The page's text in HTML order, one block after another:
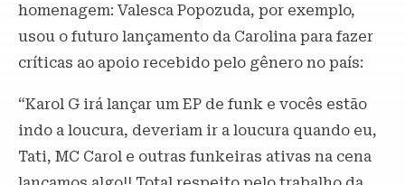
homenagem: Valesca Popozuda, por exemplo,
usou o futuro lançamento da Carolina para fazer
críticas ao apoio recebido pelo gênero no país:
“Karol G irá lançar um EP de funk e vocês estão
indo a loucura, deveriam ir a loucura quando eu,
Tati, MC Carol e outras funkeiras ativas na cena